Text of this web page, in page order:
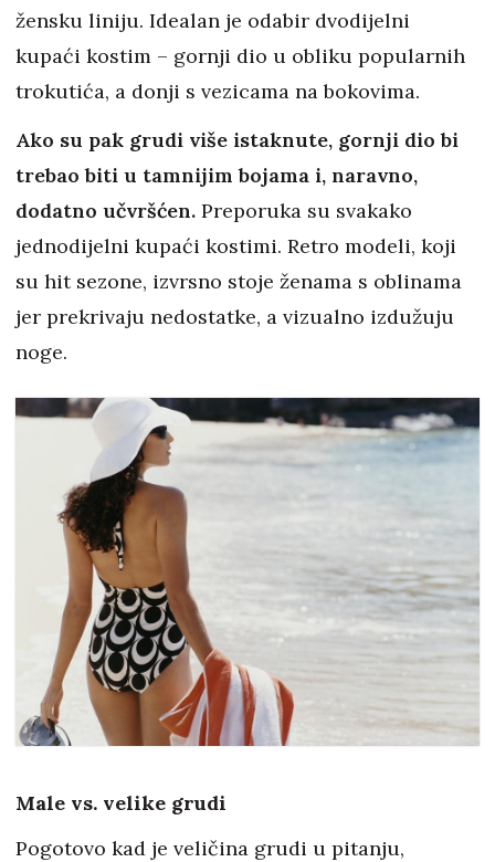
žensku liniju. Idealan je odabir dvodijelni
kupaći kostim – gornji dio u obliku popularnih
trokutića, a donji s vezicama na bokovima.
Ako su pak grudi više istaknute, gornji dio bi
trebao biti u tamnijim bojama i, naravno,
dodatno učvršćen. Preporuka su svakako
jednodijelni kupaći kostimi. Retro modeli, koji
su hit sezone, izvrsno stoje ženama s oblinama
jer prekrivaju nedostatke, a vizualno izdužuju
noge.
Male vs. velike grudi
Pogotovo kad je veličina grudi u pitanju,